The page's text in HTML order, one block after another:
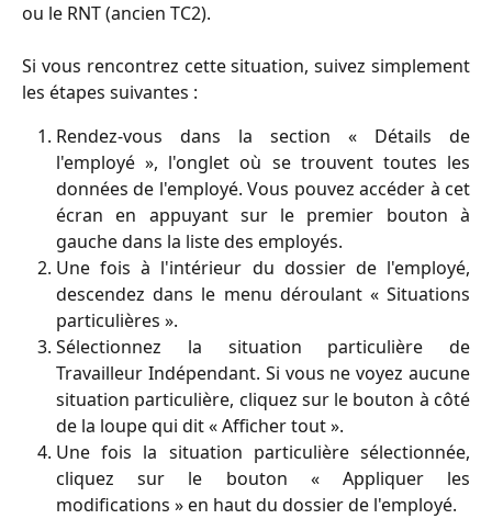
ou le RNT (ancien TC2).
Si vous rencontrez cette situation, suivez simplement
les étapes suivantes :
Rendez-vous dans la section « Détails de
l'employé », l'onglet où se trouvent toutes les
données de l'employé. Vous pouvez accéder à cet
écran en appuyant sur le premier bouton à
gauche dans la liste des employés.
Une fois à l'intérieur du dossier de l'employé,
descendez dans le menu déroulant « Situations
particulières ».
Sélectionnez la situation particulière de
Travailleur Indépendant. Si vous ne voyez aucune
situation particulière, cliquez sur le bouton à côté
de la loupe qui dit « Afficher tout ».
Une fois la situation particulière sélectionnée,
cliquez sur le bouton « Appliquer les
modifications » en haut du dossier de l'employé.